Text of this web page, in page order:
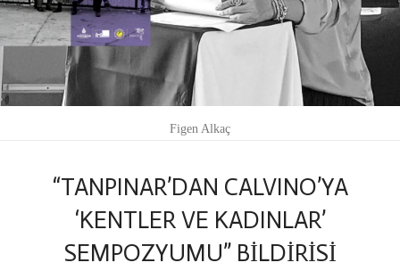
Figen Alkaç
“TANPINAR’DAN CALVINO’YA
‘KENTLER VE KADINLAR’
SEMPOZYUMU” BİLDİRİSİ